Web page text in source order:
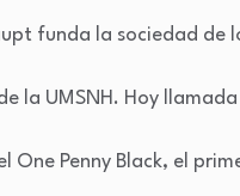
funda la sociedad de
la UMSNH. Hoy
One Penny Black, el